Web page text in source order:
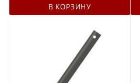
В КОРЗИНУ